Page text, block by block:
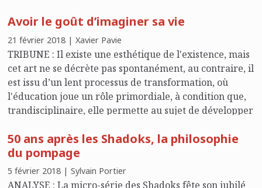
travers nos concepts, nos relations ou nos corps.
Avoir le goût d’imaginer sa vie
21 février 2018 | Xavier Pavie
TRIBUNE : Il existe une esthétique de l'existence, mais
cet art ne se décrète pas spontanément, au contraire, il
est issu d’un lent processus de transformation, où
l'éducation joue un rôle primordiale, à condition que,
trandisciplinaire, elle permette au sujet de développer
50 ans après les Shadoks, la philosophie
du pompage
5 février 2018 | Sylvain Portier
ANALYSE : La micro-série des Shadoks fête son jubilé